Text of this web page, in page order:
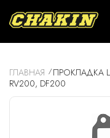
ГЛАВНАЯ
ПРОКЛАДКА
RV200, DF200